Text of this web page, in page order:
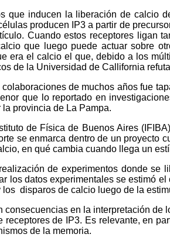
que inducen la liberación de calcio
producen IP3 a partir de
Cuando estos receptores ligan
que luego puede actuar sobre
era el calcio el que, debido a los
de la Universidad de Callifornia
de muchos años fue
que lo reportado en
provincia de La Pampa.
de Física de Buenos Aires
se enmarca dentro de un
en qué cambia cuando llega un
de experimentos donde
los datos experimentales se estimó
disparos de calcio luego de la
consecuencias en la interpretación
receptores de IP3. Es relevante, en
de la memoria.